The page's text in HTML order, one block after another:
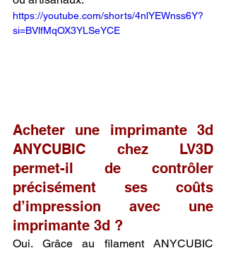
https://youtube.com/shorts/4nlYEWnss6Y?
si=BVlfMqOX3YLSeYCE
Acheter une imprimante 3d
ANYCUBIC chez LV3D
permet-il de contrôler
précisément ses coûts
d’impression avec une
imprimante 3d ?
Oui. Grâce au filament ANYCUBIC